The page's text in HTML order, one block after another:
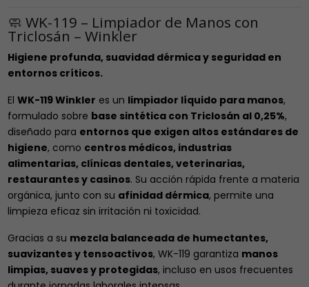
🧼 WK-119 – Limpiador de Manos con
Triclosán – Winkler
Higiene profunda, suavidad dérmica y seguridad en
entornos críticos.
El WK-119 Winkler es un limpiador líquido para manos,
formulado sobre base sintética con Triclosán al 0,25%,
diseñado para entornos que exigen altos estándares de
higiene, como centros médicos, industrias
alimentarias, clínicas dentales, veterinarias,
restaurantes y casinos. Su acción rápida frente a materia
orgánica, junto con su afinidad dérmica, permite una
limpieza eficaz sin irritación ni toxicidad.
Gracias a su mezcla balanceada de humectantes,
suavizantes y tensoactivos, WK-119 garantiza manos
limpias, suaves y protegidas, incluso en usos frecuentes